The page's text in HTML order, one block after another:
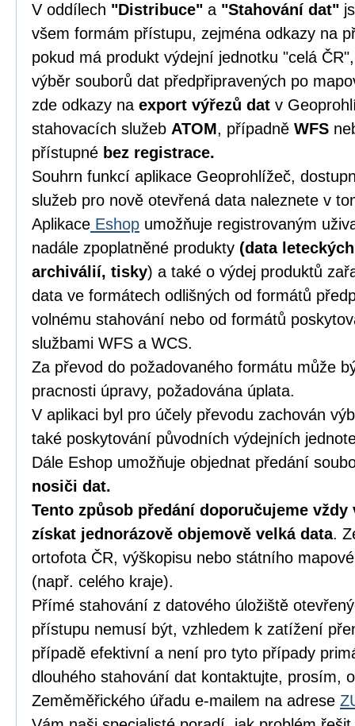
V oddílech "Distribuce" a "Stahování dat"
všem formám přístupu, zejména odkazy na
pokud má produkt výdejní jednotku "celá
výběr souborů dat předpřipravených po
zde odkazy na export výřezů dat v
stahovacích služeb ATOM, případně WFS
přístupné bez registrace.
Souhrn funkcí aplikace Geoprohlížeč,
služeb pro nově otevřená data naleznete v
Aplikace Eshop umožňuje registrovaným
nadále zpoplatněné produkty (data
archiválií, tisky) a také o výdej produktů
data ve formátech odlišných od formátů
volnému stahování nebo od formátů
službami WFS a WCS.
Za převod do požadovaného formátu může
pracnosti úpravy, požadována úplata.
V aplikaci byl pro účely převodu zachován
také poskytování původních výdejních
Dále Eshop umožňuje objednat předání
nosiči dat.
Tento způsob předání doporučujeme
získat jednorázově objemově velká data.
ortofota ČR, výškopisu nebo státního
(např. celého kraje).
Přímé stahování z datového úložiště
přístupu nemusí být, vzhledem k zatížení
případě efektivní a není pro tyto případy
dlouhého stahování dat kontaktujte, prosím,
Zeměměřického úřadu e-mailem na adrese